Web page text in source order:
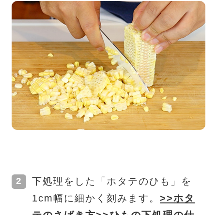
下処理をした「ホタテのひも」を
1cm幅に細かく刻みます。>>ホタ